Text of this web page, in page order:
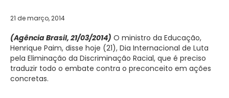
21 de março, 2014
(Agência Brasil, 21/03/2014) O ministro da Educação,
Henrique Paim, disse hoje (21), Dia Internacional de Luta
pela Eliminação da Discriminação Racial, que é preciso
traduzir todo o embate contra o preconceito em ações
concretas.